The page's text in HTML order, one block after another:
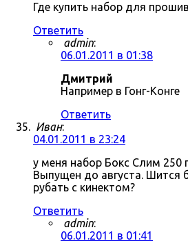
Где купить набор для
Ответить
admin:
06.01.2011 в 01:38
Дмитрий
Например в Гонг-Конге
Ответить
Иван:
04.01.2011 в 23:24
у меня набор Бокс Слим 250
Выпущен до августа. Шится
рубать с кинектом?
Ответить
admin:
06.01.2011 в 01:41